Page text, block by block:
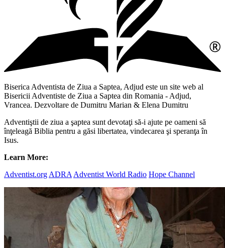
Biserica Adventista de Ziua a Saptea, Adjud este un site web al
Bisericii Adventiste de Ziua a Saptea din Romania - Adjud,
Vrancea. Dezvoltare de Dumitru Marian & Elena Dumitru
Adventiştii de ziua a şaptea sunt devotaţi să-i ajute pe oameni să
înţeleagă Biblia pentru a găsi libertatea, vindecarea şi speranţa în
Isus.
Learn More:
Adventist.org ADRA Adventist World Radio Hope Channel